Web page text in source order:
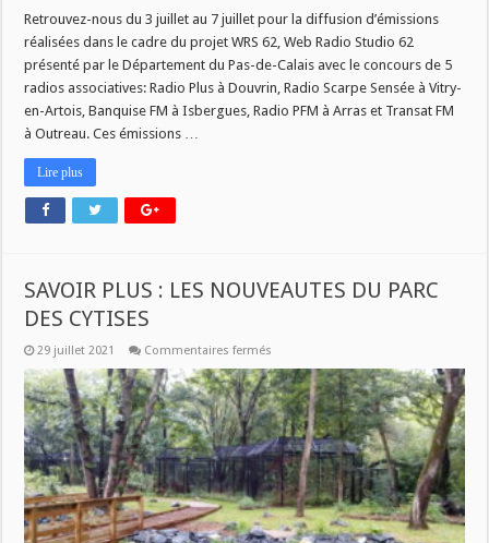
Retrouvez-nous du 3 juillet au 7 juillet pour la diffusion d’émissions
réalisées dans le cadre du projet WRS 62, Web Radio Studio 62
présenté par le Département du Pas-de-Calais avec le concours de 5
radios associatives: Radio Plus à Douvrin, Radio Scarpe Sensée à Vitry-
en-Artois, Banquise FM à Isbergues, Radio PFM à Arras et Transat FM
à Outreau. Ces émissions …
Lire plus
SAVOIR PLUS : LES NOUVEAUTES DU PARC
DES CYTISES
29 juillet 2021 Commentaires fermés
PLUS
:
LES
NOUVEAUTES
DU
PARC
DES
CYTISES